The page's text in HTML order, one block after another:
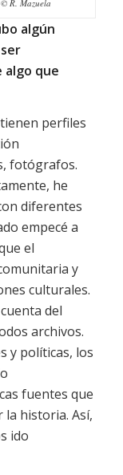
R. Mazuela
algún
algo que
perfiles
fotógrafos.
he
diferentes
empecé a
el
y
culturales.
del
archivos.
y políticas, los
fuentes que
historia. Así,
ido